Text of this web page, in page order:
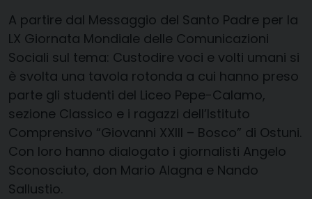
A partire dal Messaggio del Santo Padre per la
LX Giornata Mondiale delle Comunicazioni
Sociali sul tema: Custodire voci e volti umani si
è svolta una tavola rotonda a cui hanno preso
parte gli studenti del Liceo Pepe-Calamo,
sezione Classico e i ragazzi dell’Istituto
Comprensivo “Giovanni XXIII – Bosco” di Ostuni.
Con loro hanno dialogato i giornalisti Angelo
Sconosciuto, don Mario Alagna e Nando
Sallustio.